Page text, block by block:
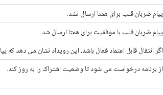
پیام ضربان قلب برای همتا ارسال نشد.
پیام ضربان قلب با موفقیت برای همتا ارسال شد.
اگر انتقال قابل اعتماد فعال باشد، این رویداد نشان می دهد که
از برنامه درخواست می شود تا وضعیت اشتراک را به روز کند.